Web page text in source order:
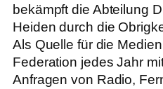
bekämpft die Abteilung
Heiden durch die
Als Quelle für die
Federation jedes Jahr
Anfragen von Radio,